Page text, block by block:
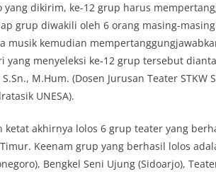
yang dikirim, ke-12 grup harus
grup diwakili oleh 6 orang masing-
musik kemudian
yang menyeleksi ke-12 grup tersebut
M.Hum. (Dosen Jurusan Teater STKW
UNESA).
ketat akhirnya lolos 6 grup teater yang
Keenam grup yang berhasil lolos
Bengkel Seni Ujung (Sidoarjo),